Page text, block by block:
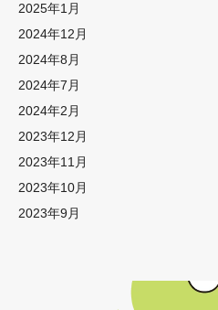
2025年1月
2024年12月
2024年8月
2024年7月
2024年2月
2023年12月
2023年11月
2023年10月
2023年9月